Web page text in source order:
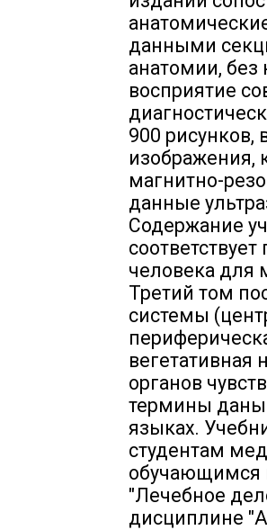
данными
анатомии,
восприятие
900 рисунков,
магнитно-
данные
Содержание
человека для
Третий том
системы
вегетативная
органов
термины даны
языках.
студентам
обучающимся
"Лечебное
дисциплине